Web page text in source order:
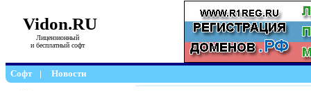
Vidon.RU
Лицензионный
и бесплатный софт
Софт | Новости